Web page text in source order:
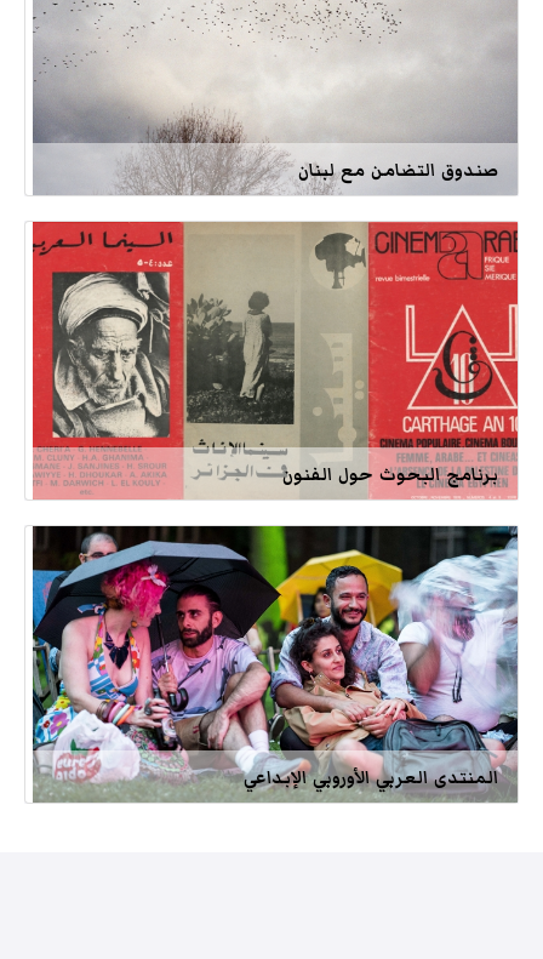
صندوق التضامن مع لبنان
برنامج البحوث حول الفنون
المنتدى العربي الأوروبي الإبداعي